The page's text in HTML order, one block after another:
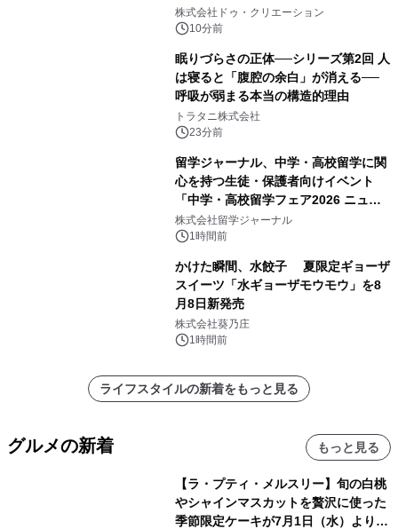
会を 東京・愛知で開催
株式会社ドゥ・クリエーション
10分前
眠りづらさの正体──シリーズ第2回 人
は寝ると「腹腔の余白」が消える──
呼吸が弱まる本当の構造的理由
トラタニ株式会社
23分前
留学ジャーナル、中学・高校留学に関
心を持つ生徒・保護者向けイベント
「中学・高校留学フェア2026 ニュー
ジーランド＆オーストラリア」を
9/12(土)に開催
株式会社留学ジャーナル
1時間前
かけた瞬間、水餃子 夏限定ギョーザ
スイーツ「水ギョーザモウモウ」を8
月8日新発売
株式会社葵乃庄
1時間前
ライフスタイルの新着をもっと見る
グルメの新着 もっと見る
【ラ・プティ・メルスリー】旬の白桃
やシャインマスカットを贅沢に使った
季節限定ケーキが7月1日（水）より順